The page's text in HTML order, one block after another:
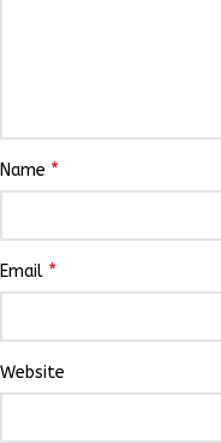
Name *
Email *
Website